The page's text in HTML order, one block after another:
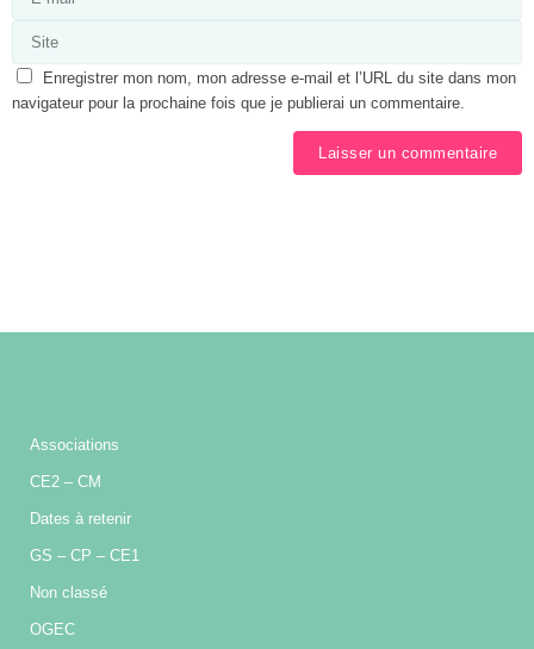
Enregistrer mon nom, mon adresse e-mail et l’URL du site dans mon
navigateur pour la prochaine fois que je publierai un commentaire.
Associations
CE2 – CM
Dates à retenir
GS – CP – CE1
Non classé
OGEC